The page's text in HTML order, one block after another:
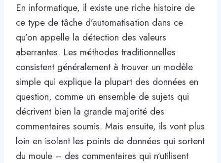
En informatique, il existe une riche histoire de
ce type de tâche d’automatisation dans ce
qu’on appelle la détection des valeurs
aberrantes. Les méthodes traditionnelles
consistent généralement à trouver un modèle
simple qui explique la plupart des données en
question, comme un ensemble de sujets qui
décrivent bien la grande majorité des
commentaires soumis. Mais ensuite, ils vont plus
loin en isolant les points de données qui sortent
du moule – des commentaires qui n’utilisent